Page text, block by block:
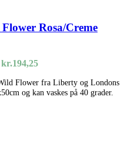
Rosa/Creme
Den
pris
var:
kr.194,25Den
pris
er:
Flower fra Liberty og Londons
og kan vaskes på 40 grader.